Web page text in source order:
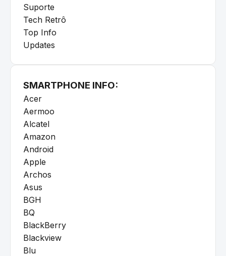
Suporte
Tech Retrô
Top Info
Updates
SMARTPHONE INFO:
Acer
Aermoo
Alcatel
Amazon
Android
Apple
Archos
Asus
BGH
BQ
BlackBerry
Blackview
Blu